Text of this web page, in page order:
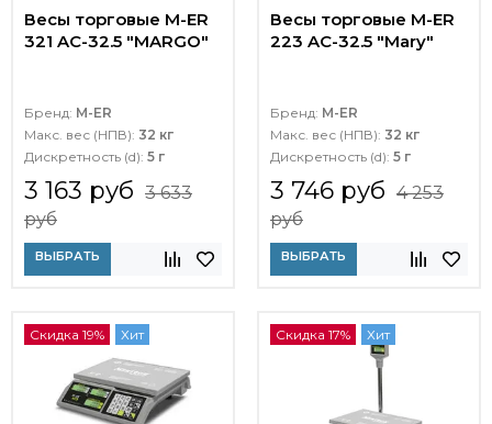
Весы торговые M-ER
321 AC-32.5 "MARGO"
Бренд: M-ER
Макс. вес (НПВ): 32 кг
Дискретность (d): 5 г
3 163 руб 3 633
руб
ВЫБРАТЬ
Весы торговые M-ER
223 AC-32.5 "Mary"
Бренд: M-ER
Макс. вес (НПВ): 32 кг
Дискретность (d): 5 г
3 746 руб 4 253
руб
ВЫБРАТЬ
Скидка 19% Хит Скидка 17% Хит